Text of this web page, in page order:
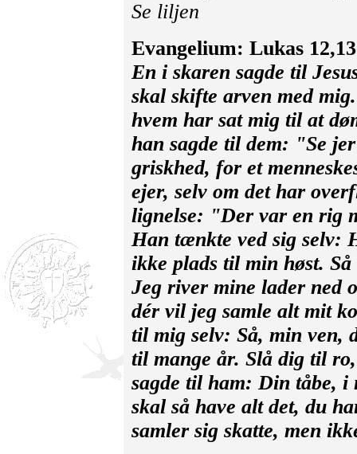
Se liljen
Evangelium: Lukas
En i skaren sagde til
skal skifte arven med
hvem har sat mig til at
han sagde til dem: "Se
griskhed, for et
ejer, selv om det har
lignelse: "Der var en rig
Han tænkte ved sig selv:
ikke plads til min høst.
Jeg river mine lader ned
dér vil jeg samle alt mit
til mig selv: Så, min ven,
til mange år. Slå dig til
sagde til ham: Din tåbe,
skal så have alt det, du
samler sig skatte, men